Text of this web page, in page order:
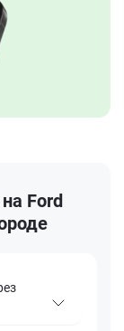
Ford